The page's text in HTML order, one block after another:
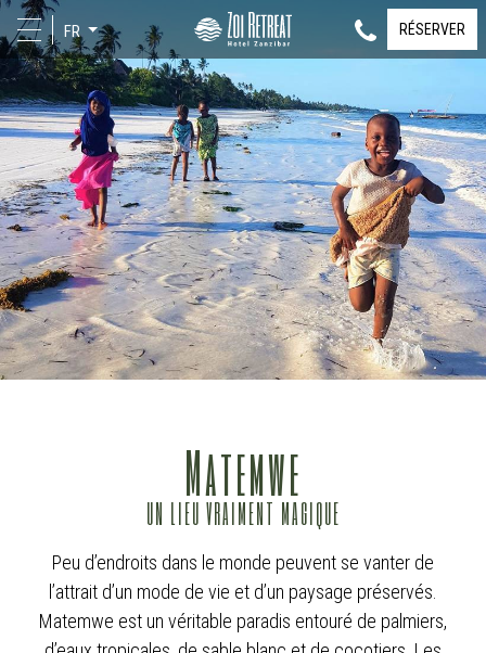
FR RÉSERVER
Matemwe
UN LIEU VRAIMENT MAGIQUE
Peu d’endroits dans le monde peuvent se vanter de
l’attrait d’un mode de vie et d’un paysage préservés.
Matemwe est un véritable paradis entouré de palmiers,